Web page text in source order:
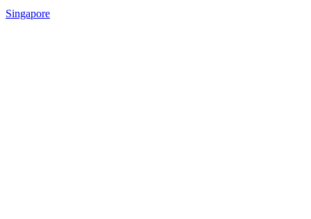
Singapore